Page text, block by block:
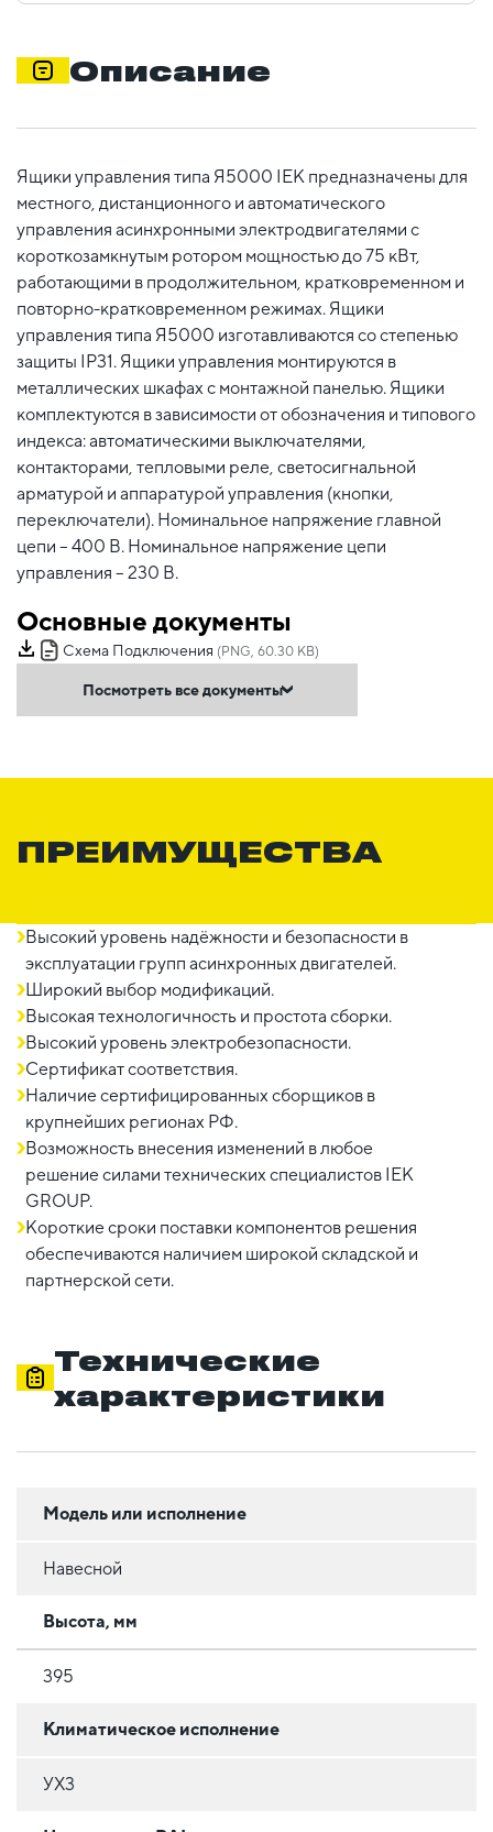
Описание
Ящики управления типа Я5000 IEK предназначены для
местного, дистанционного и автоматического
управления асинхронными электродвигателями с
короткозамкнутым ротором мощностью до 75 кВт,
работающими в продолжительном, кратковременном и
повторно-кратковременном режимах. Ящики
управления типа Я5000 изготавливаются со степенью
защиты IP31. Ящики управления монтируются в
металлических шкафах с монтажной панелью. Ящики
комплектуются в зависимости от обозначения и типового
индекса: автоматическими выключателями,
контакторами, тепловыми реле, светосигнальной
арматурой и аппаратурой управления (кнопки,
переключатели). Номинальное напряжение главной
цепи – 400 В. Номинальное напряжение цепи
управления – 230 В.
Основные документы
Схема Подключения (PNG, 60.30 KB)
Посмотреть все документы
ПРЕИМУЩЕСТВА
Высокий уровень надёжности и безопасности в
эксплуатации групп асинхронных двигателей.
Широкий выбор модификаций.
Высокая технологичность и простота сборки.
Высокий уровень электробезопасности.
Сертификат соответствия.
Наличие сертифицированных сборщиков в
крупнейших регионах РФ.
Возможность внесения изменений в любое
решение силами технических специалистов IEK
GROUP.
Короткие сроки поставки компонентов решения
обеспечиваются наличием широкой складской и
партнерской сети.
Технические
характеристики
Модель или исполнение
Навесной
Высота, мм
395
Климатическое исполнение
УХ3